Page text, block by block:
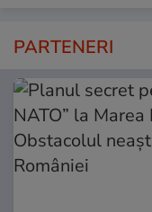
PARTENERI